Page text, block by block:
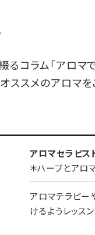
コラム「アロマで
ススメのアロマを
アロマセラピス
＊ハーブとアロ
アロマテラピー
けるようレッス